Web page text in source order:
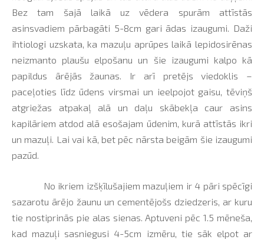
Bez tam šajā laikā uz vēdera spurām attīstās
asinsvadiem pārbagāti 5-8cm gari ādas izaugumi. Daži
ihtiologi uzskata, ka mazuļu aprūpes laikā lepidosirēnas
neizmanto plaušu elpošanu un šie izaugumi kalpo kā
papildus ārējās žaunas. Ir arī pretējs viedoklis –
paceļoties līdz ūdens virsmai un ieelpojot gaisu, tēviņš
atgriežas atpakaļ alā un daļu skābekļa caur asins
kapilāriem atdod alā esošajam ūdenim, kurā attīstās ikri
un mazuļi. Lai vai kā, bet pēc nārsta beigām šie izaugumi
pazūd.
No ikriem izšķīlušajiem mazuļiem ir 4 pāri spēcīgi
sazarotu ārējo žaunu un cementējošs dziedzeris, ar kuru
tie nostiprinās pie alas sienas. Aptuveni pēc 1.5 mēneša,
kad mazuļi sasniegusi 4-5cm izmēru, tie sāk elpot ar